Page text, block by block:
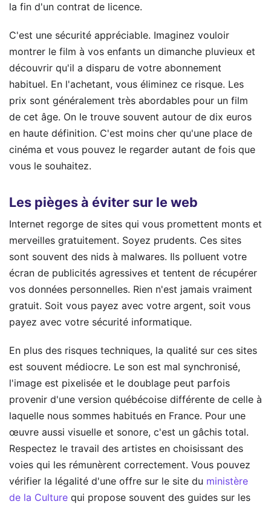
la fin d'un contrat de licence.
C'est une sécurité appréciable. Imaginez vouloir
montrer le film à vos enfants un dimanche pluvieux et
découvrir qu'il a disparu de votre abonnement
habituel. En l'achetant, vous éliminez ce risque. Les
prix sont généralement très abordables pour un film
de cet âge. On le trouve souvent autour de dix euros
en haute définition. C'est moins cher qu'une place de
cinéma et vous pouvez le regarder autant de fois que
vous le souhaitez.
Les pièges à éviter sur le web
Internet regorge de sites qui vous promettent monts et
merveilles gratuitement. Soyez prudents. Ces sites
sont souvent des nids à malwares. Ils polluent votre
écran de publicités agressives et tentent de récupérer
vos données personnelles. Rien n'est jamais vraiment
gratuit. Soit vous payez avec votre argent, soit vous
payez avec votre sécurité informatique.
En plus des risques techniques, la qualité sur ces sites
est souvent médiocre. Le son est mal synchronisé,
l'image est pixelisée et le doublage peut parfois
provenir d'une version québécoise différente de celle à
laquelle nous sommes habitués en France. Pour une
œuvre aussi visuelle et sonore, c'est un gâchis total.
Respectez le travail des artistes en choisissant des
voies qui les rémunèrent correctement. Vous pouvez
vérifier la légalité d'une offre sur le site du ministère
de la Culture qui propose souvent des guides sur les